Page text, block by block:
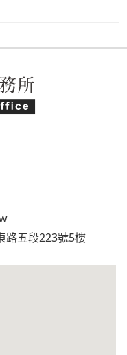
路五段223號5樓